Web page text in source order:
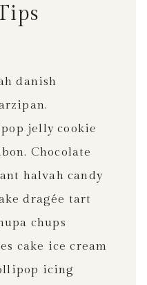
danish
jelly cookie
Chocolate
halvah candy
dragée tart
chups
cake ice cream
icing